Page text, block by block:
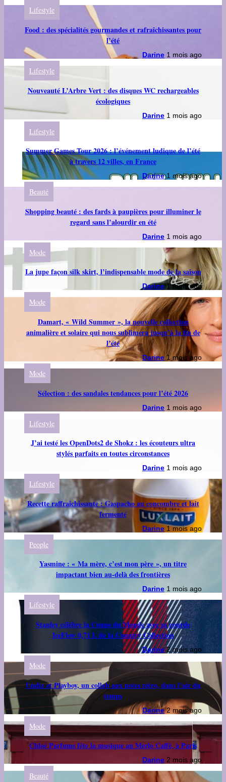
Lifestyle
Food : des spécialités gourmandes et rafraîchissantes pour
l’été
Darine 1 mois ago
Lifestyle
Nouveauté L’Arbre Vert : des disques WC rechargeables
écologiques
Darine 1 mois ago
Lifestyle
Summer Games Tour 2026 : l’événement ludique de l’été
à travers 12 villes, en France
Darine 1 mois ago
Beauté
Shopping beauté : des fards à paupières pour illuminer le
regard sans l’alourdir en été
Darine 1 mois ago
Mode
La jupe façon silk skirt, l’indispensable mode de la saison
Darine 1 mois ago
Mode
Damart, « Wild Summer », la nouvelle collection
animalière et solaire qui nous sublimera jusqu’à la fin de
l’été
Darine 1 mois ago
Mode
Sélection : des sandales tendances pour l’été 2026
Darine 1 mois ago
Lifestyle
J’ai testé les OpenDots2 de Shokz : les écouteurs ultra
stylés parfaits en toutes circonstances
Darine 1 mois ago
Lifestyle
Recette raffraîchissante : Gaspacho au concombre et lait
fermenté
Darine 1 mois ago
People
Yasmine : « Ma mère, c’est mon père », un titre
impactant bien au-delà des frontières
Darine 1 mois ago
Lifestyle
Stanley célèbre la Coupe du Monde avec sa gourde
IceFlow 0,71 L de la Country Collection
Darine 2 mois ago
Mode
Undiz et Playboy, un collab aux notes rétro, dans l’air du
temps
Darine 2 mois ago
Mode
Chloé Parfums fête la musique au Merlo Caffè, à Paris
Darine 2 mois ago
Beauté